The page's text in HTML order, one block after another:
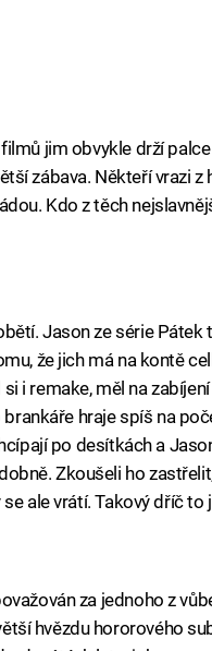
jim obvykle drží
zábava. Někteří vrazi z
Kdo z těch
Jason ze série Pátek
že jich má na kontě
i remake, měl na
hraje spíš na
po desítkách a
Zkoušeli ho
ale vrátí. Takový dříč to
za jednoho z
hvězdu hororového